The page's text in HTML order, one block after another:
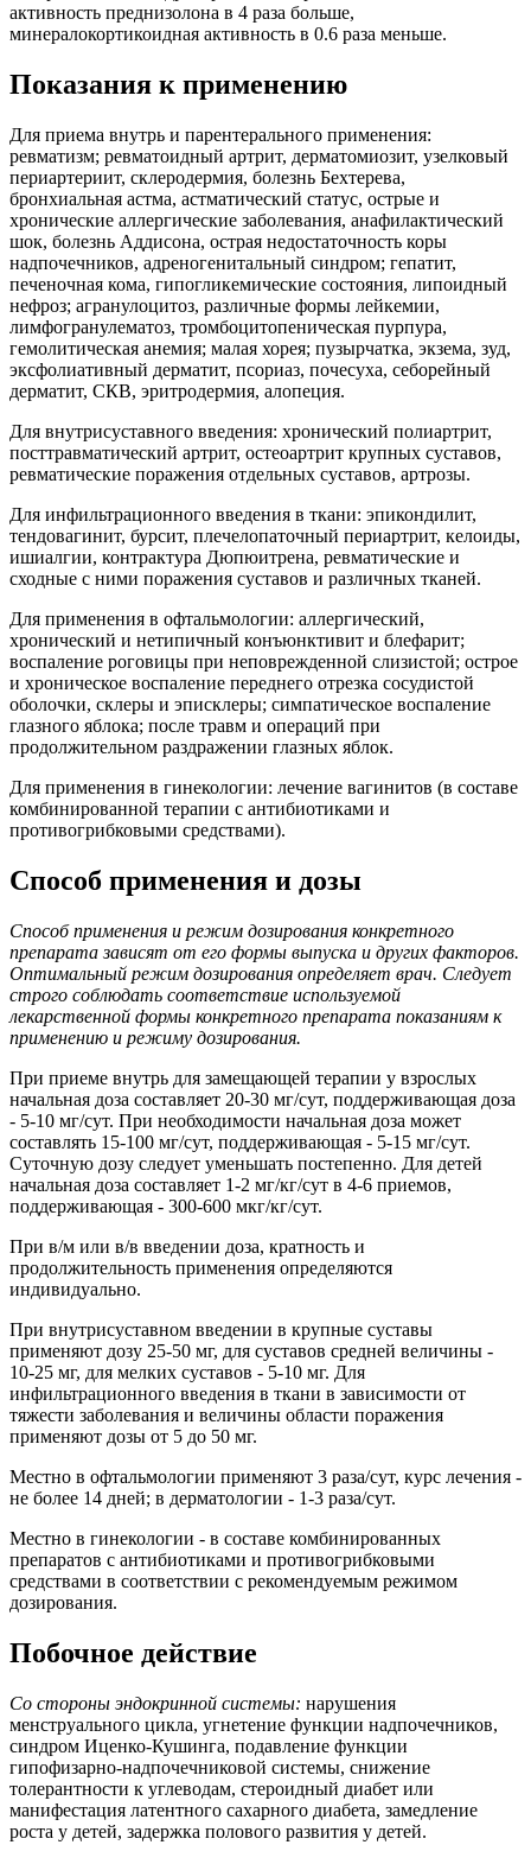
активность преднизолона в 4 раза больше,
минералокортикоидная активность в 0.6 раза меньше.
Показания к применению
Для приема внутрь и парентерального применения:
ревматизм; ревматоидный артрит, дерматомиозит, узелковый
периартериит, склеродермия, болезнь Бехтерева,
бронхиальная астма, астматический статус, острые и
хронические аллергические заболевания, анафилактический
шок, болезнь Аддисона, острая недостаточность коры
надпочечников, адреногенитальный синдром; гепатит,
печеночная кома, гипогликемические состояния, липоидный
нефроз; агранулоцитоз, различные формы лейкемии,
лимфогранулематоз, тромбоцитопеническая пурпура,
гемолитическая анемия; малая хорея; пузырчатка, экзема, зуд,
эксфолиативный дерматит, псориаз, почесуха, себорейный
дерматит, СКВ, эритродермия, алопеция.
Для внутрисуставного введения: хронический полиартрит,
посттравматический артрит, остеоартрит крупных суставов,
ревматические поражения отдельных суставов, артрозы.
Для инфильтрационного введения в ткани: эпикондилит,
тендовагинит, бурсит, плечелопаточный периартрит, келоиды,
ишиалгии, контрактура Дюпюитрена, ревматические и
сходные с ними поражения суставов и различных тканей.
Для применения в офтальмологии: аллергический,
хронический и нетипичный конъюнктивит и блефарит;
воспаление роговицы при неповрежденной слизистой; острое
и хроническое воспаление переднего отрезка сосудистой
оболочки, склеры и эписклеры; симпатическое воспаление
глазного яблока; после травм и операций при
продолжительном раздражении глазных яблок.
Для применения в гинекологии: лечение вагинитов (в составе
комбинированной терапии с антибиотиками и
противогрибковыми средствами).
Способ применения и дозы
Способ применения и режим дозирования конкретного
препарата зависят от его формы выпуска и других факторов.
Оптимальный режим дозирования определяет врач. Следует
строго соблюдать соответствие используемой
лекарственной формы конкретного препарата показаниям к
применению и режиму дозирования.
При приеме внутрь для замещающей терапии у взрослых
начальная доза составляет 20-30 мг/сут, поддерживающая доза
- 5-10 мг/сут. При необходимости начальная доза может
составлять 15-100 мг/сут, поддерживающая - 5-15 мг/сут.
Суточную дозу следует уменьшать постепенно. Для детей
начальная доза составляет 1-2 мг/кг/сут в 4-6 приемов,
поддерживающая - 300-600 мкг/кг/сут.
При в/м или в/в введении доза, кратность и
продолжительность применения определяются
индивидуально.
При внутрисуставном введении в крупные суставы
применяют дозу 25-50 мг, для суставов средней величины -
10-25 мг, для мелких суставов - 5-10 мг. Для
инфильтрационного введения в ткани в зависимости от
тяжести заболевания и величины области поражения
применяют дозы от 5 до 50 мг.
Местно в офтальмологии применяют 3 раза/сут, курс лечения -
не более 14 дней; в дерматологии - 1-3 раза/сут.
Местно в гинекологии - в составе комбинированных
препаратов с антибиотиками и противогрибковыми
средствами в соответствии с рекомендуемым режимом
дозирования.
Побочное действие
Со стороны эндокринной системы: нарушения
менструального цикла, угнетение функции надпочечников,
синдром Иценко-Кушинга, подавление функции
гипофизарно-надпочечниковой системы, снижение
толерантности к углеводам, стероидный диабет или
манифестация латентного сахарного диабета, замедление
роста у детей, задержка полового развития у детей.